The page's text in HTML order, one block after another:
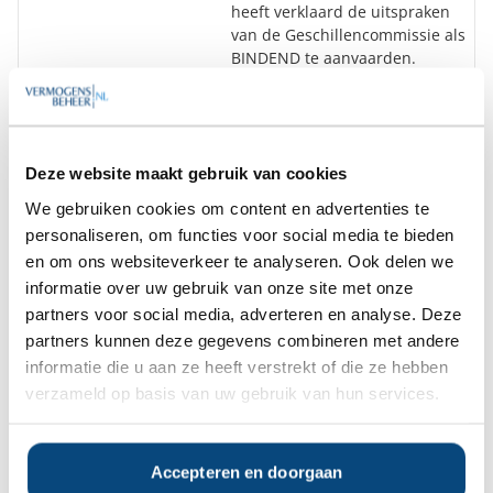
Deze website maakt gebruik van cookies
We gebruiken cookies om content en advertenties te
personaliseren, om functies voor social media te bieden
en om ons websiteverkeer te analyseren. Ook delen we
informatie over uw gebruik van onze site met onze
partners voor social media, adverteren en analyse. Deze
partners kunnen deze gegevens combineren met andere
informatie die u aan ze heeft verstrekt of die ze hebben
verzameld op basis van uw gebruik van hun services.
Accepteren en doorgaan
heeft verklaard de uitspraken
van de Geschillencommissie als
BINDEND te aanvaarden.
Vestiging(en)
Groningen
Goedemiddag,
We hebben diverse onafhankelijke
rapporten over Optimix
Vermogensbeheer gratis beschikbaar.
Bent u hier mogelijk in geïnteresseerd?
Nee
Ja
Op zoek naar de beste